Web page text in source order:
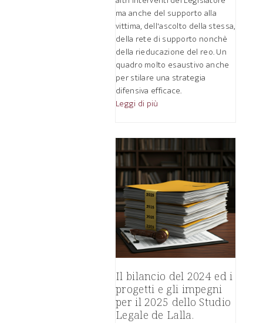
ma anche del supporto alla
vittima, dell'ascolto della stessa,
della rete di supporto nonchè
della rieducazione del reo. Un
quadro molto esaustivo anche
per stilare una strategia
difensiva efficace.
Leggi di più
Il bilancio del 2024 ed i
progetti e gli impegni
per il 2025 dello Studio
Legale de Lalla.